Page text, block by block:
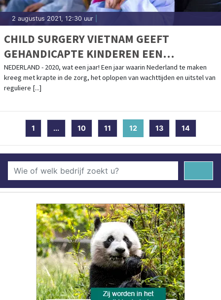
2 augustus 2021, 12:30 uur
CHILD SURGERY VIETNAM GEEFT
GEHANDICAPTE KINDEREN EEN
TOEKOMST
NEDERLAND - 2020, wat een jaar! Een jaar waarin Nederland te maken
kreeg met krapte in de zorg, het oplopen van wachttijden en uitstel van
reguliere [...]
1 ... 10 11 12(current)
13 14